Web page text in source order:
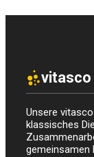
vitasco
Unsere
klassisches
gemeinsamen